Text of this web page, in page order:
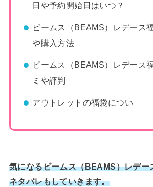
日や予約開始日はいつ？
ビームス（BEAMS）レデース
や購入方法
ビームス（BEAMS）レデース
ミや評判
アウトレットの福袋につい
気になるビームス（BEAMS）レデー
ネタバレもしていきます。